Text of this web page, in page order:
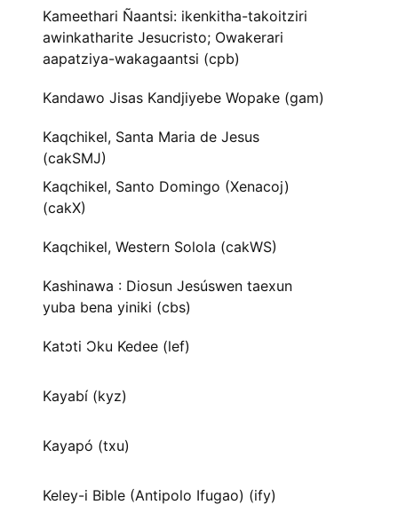
Kameethari Ñaantsi: ikenkitha-takoitziri
awinkatharite Jesucristo; Owakerari
aapatziya-wakagaantsi (cpb)
Kandawo Jisas Kandjiyebe Wopake (gam)
Kaqchikel, Santa Maria de Jesus
(cakSMJ)
Kaqchikel, Santo Domingo (Xenacoj)
(cakX)
Kaqchikel, Western Solola (cakWS)
Kashinawa : Diosun Jesúswen taexun
yuba bena yiniki (cbs)
Katɔti Ɔku Kedee (lef)
Kayabí (kyz)
Kayapó (txu)
Keley-i Bible (Antipolo Ifugao) (ify)